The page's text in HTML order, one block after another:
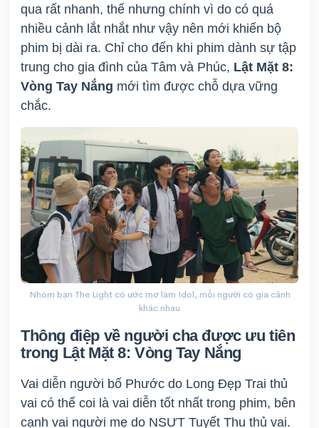
qua rất nhanh, thế nhưng chính vì do có quá
nhiều cảnh lắt nhắt như vậy nên mới khiến bộ
phim bị dài ra. Chỉ cho đến khi phim dành sự tập
trung cho gia đình của Tâm và Phúc, Lật Mặt 8:
Vòng Tay Nắng mới tìm được chỗ dựa vững
chắc.
Nhóm bạn The Light có ước mơ làm Idol, mỗi người có gia cảnh
khác nhau
Thông điệp về người cha được ưu tiên
trong Lật Mặt 8: Vòng Tay Nắng
Vai diễn người bố Phước do Long Đẹp Trai thủ
vai có thể coi là vai diễn tốt nhất trong phim, bên
cạnh vai người mẹ do NSƯT Tuyết Thu thủ vai.